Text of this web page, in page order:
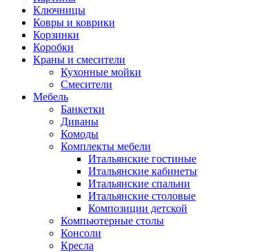
Ключницы
Ковры и коврики
Корзинки
Коробки
Краны и смесители
Кухонные мойки
Смесители
Мебель
Банкетки
Диваны
Комоды
Комплекты мебели
Итальянские гостиные
Итальянские кабинеты
Итальянские спальни
Итальянские столовые
Композиции детской
Компьютерные столы
Консоли
Кресла